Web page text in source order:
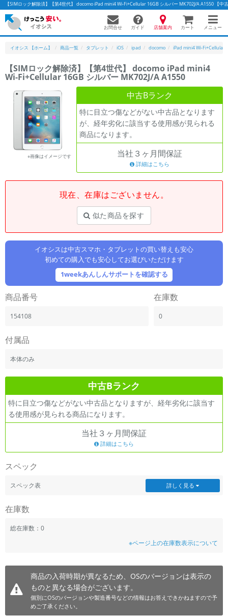
【SIMロック解除済】【第4世代】 docomo iPad mini4 Wi-Fi+Cellular 16GB シルバー MK702J/A A1550 【
お問合せ ガイド 店舗案内 カート メニュー
イオシス 【ホーム】 商品一覧 タブレット iOS ipad docomo iPad mini4 Wi-Fi+Cellular
【SIMロック解除済】【第4世代】 docomo iPad mini4
Wi-Fi+Cellular 16GB シルバー MK702J/A A1550
※画像はイメージです
中古Bランク
特に目立つ傷などがない中古品となります
が、経年劣化に該当する使用感が見られる
商品になります。
当社３ヶ月間保証
詳細はこちら
現在、在庫はございません。
似た商品を探す
イオシスは中古スマホ・タブレットの買い替えも安心
初めての購入でも安心してお選びいただけます
1weekあんしんサポートを確認する
商品番号
154108
在庫数
0
付属品
本体のみ
中古Bランク
特に目立つ傷などがない中古品となりますが、経年劣化に該当す
る使用感が見られる商品になります。
当社３ヶ月間保証
詳細はこちら
スペック
スペック表 詳しく見る
在庫数
総在庫数：0
※ページ上の在庫数表示について
商品の入荷時期が異なるため、OSのバージョンは表示の
ものと異なる場合がございます。
個別にOSのバージョンや製造番号などの情報はお答えできかねますので予
めご了承ください。
かんたんパソコン検索に切り替える
フリーワード
除外ワード
人気の検索ワード：Let's note
「スマートフォン」「タブレット」など
メーカー
製造、販売メーカーの絞り込み
機能・特徴
商品の搭載機能による絞り込み
商品状態の絞り込み
CPUの絞り込み
OS
メモリ
円 ～ 円